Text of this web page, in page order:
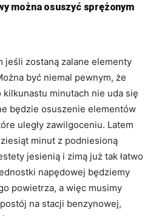
można osuszyć sprężonym
jeśli zostaną zalane elementy
być niemal pewnym, że
minutach nie uda się
będzie osuszenie elementów
uległy zawilgoceniu. Latem
minut z podniesioną
jesienią i zimą już tak łatwo
napędowej będziemy
powietrza, a więc musimy
na stacji benzynowej,